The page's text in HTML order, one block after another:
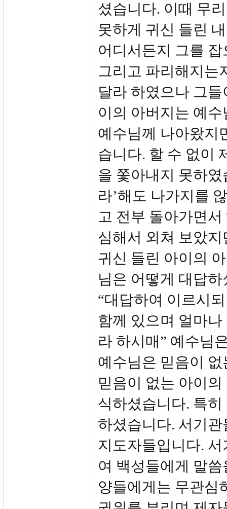
셨습니다. 이때 무
못하게 귀신 들린
어디서든지 그를
그리고 파리해지는
달라 하였으나 그
이의 아버지는 예
예수님께 나아왔지
습니다. 할 수 없이
을 쫓아내지 못하
라’해도 나가지를
고 전부 돌아가면
심해서 외쳐 보았
귀신 들린 아이의
님은 어떻게 대답
“대답하여 이르시
함께 있으며 얼마
라 하시매” 예수님
예수님은 믿음이
믿음이 없는 아이
식하셨습니다. 특
하셨습니다. 서기
지도자들입니다.
여 백성들에게 말
양들에게는 무관심